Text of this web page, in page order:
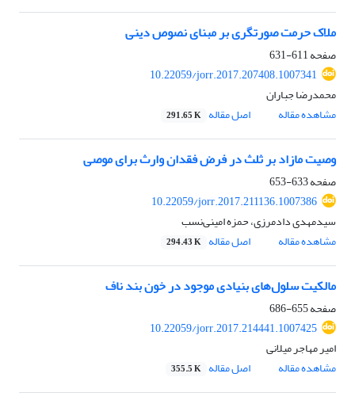
ملاک حرمت صورتگری بر مبنای نصوص دینی
صفحه611-631
10.22059/jorr.2017.207408.1007341
محمدرضا جباران
مشاهده مقاله
اصل مقاله 291.65 K
وصیت مازاد بر ثلث در فرض فقدان وارث برای موصی
صفحه633-653
10.22059/jorr.2017.211136.1007386
سیدمهدی دادمرزی، حمزه امینی‌نسب
مشاهده مقاله
اصل مقاله 294.43 K
مالکیت سلول‌های بنیادی موجود در خون بند ناف
صفحه655-686
10.22059/jorr.2017.214441.1007425
امیر مهاجر میلانی
مشاهده مقاله
اصل مقاله 355.5 K